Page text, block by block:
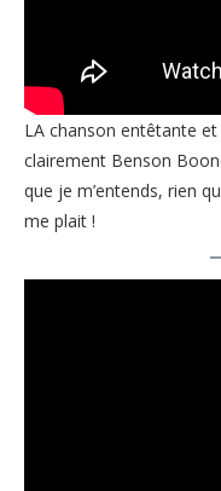
LA chanson entêtante
clairement Benson
que je m’entends, rien
me plait !